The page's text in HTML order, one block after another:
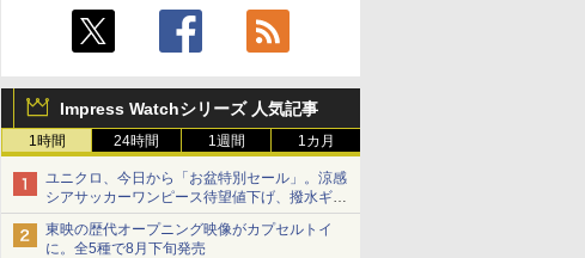
Impress Watchシリーズ 人気記事
1時間 24時間 1週間 1カ月
ユニクロ、今日から「お盆特別セール」。涼感
シアサッカーワンピース待望値下げ、撥水ギア
ショーツは1990円に
東映の歴代オープニング映像がカプセルトイ
に。全5種で8月下旬発売